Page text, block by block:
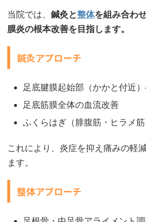
当院では、 鍼灸と整体を組み合わ
膜炎の根本改善を目指します。
鍼灸アプローチ
足底腱膜起始部（かかと付近
足底筋膜全体の血流改善
ふくらはぎ（腓腹筋・ヒラメ
これにより、炎症を抑え痛みの軽
ます。
整体アプローチ